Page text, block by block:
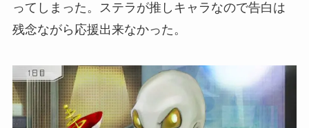
ってしまった。ステラが推しキャラなので告白は
残念ながら応援出来なかった。